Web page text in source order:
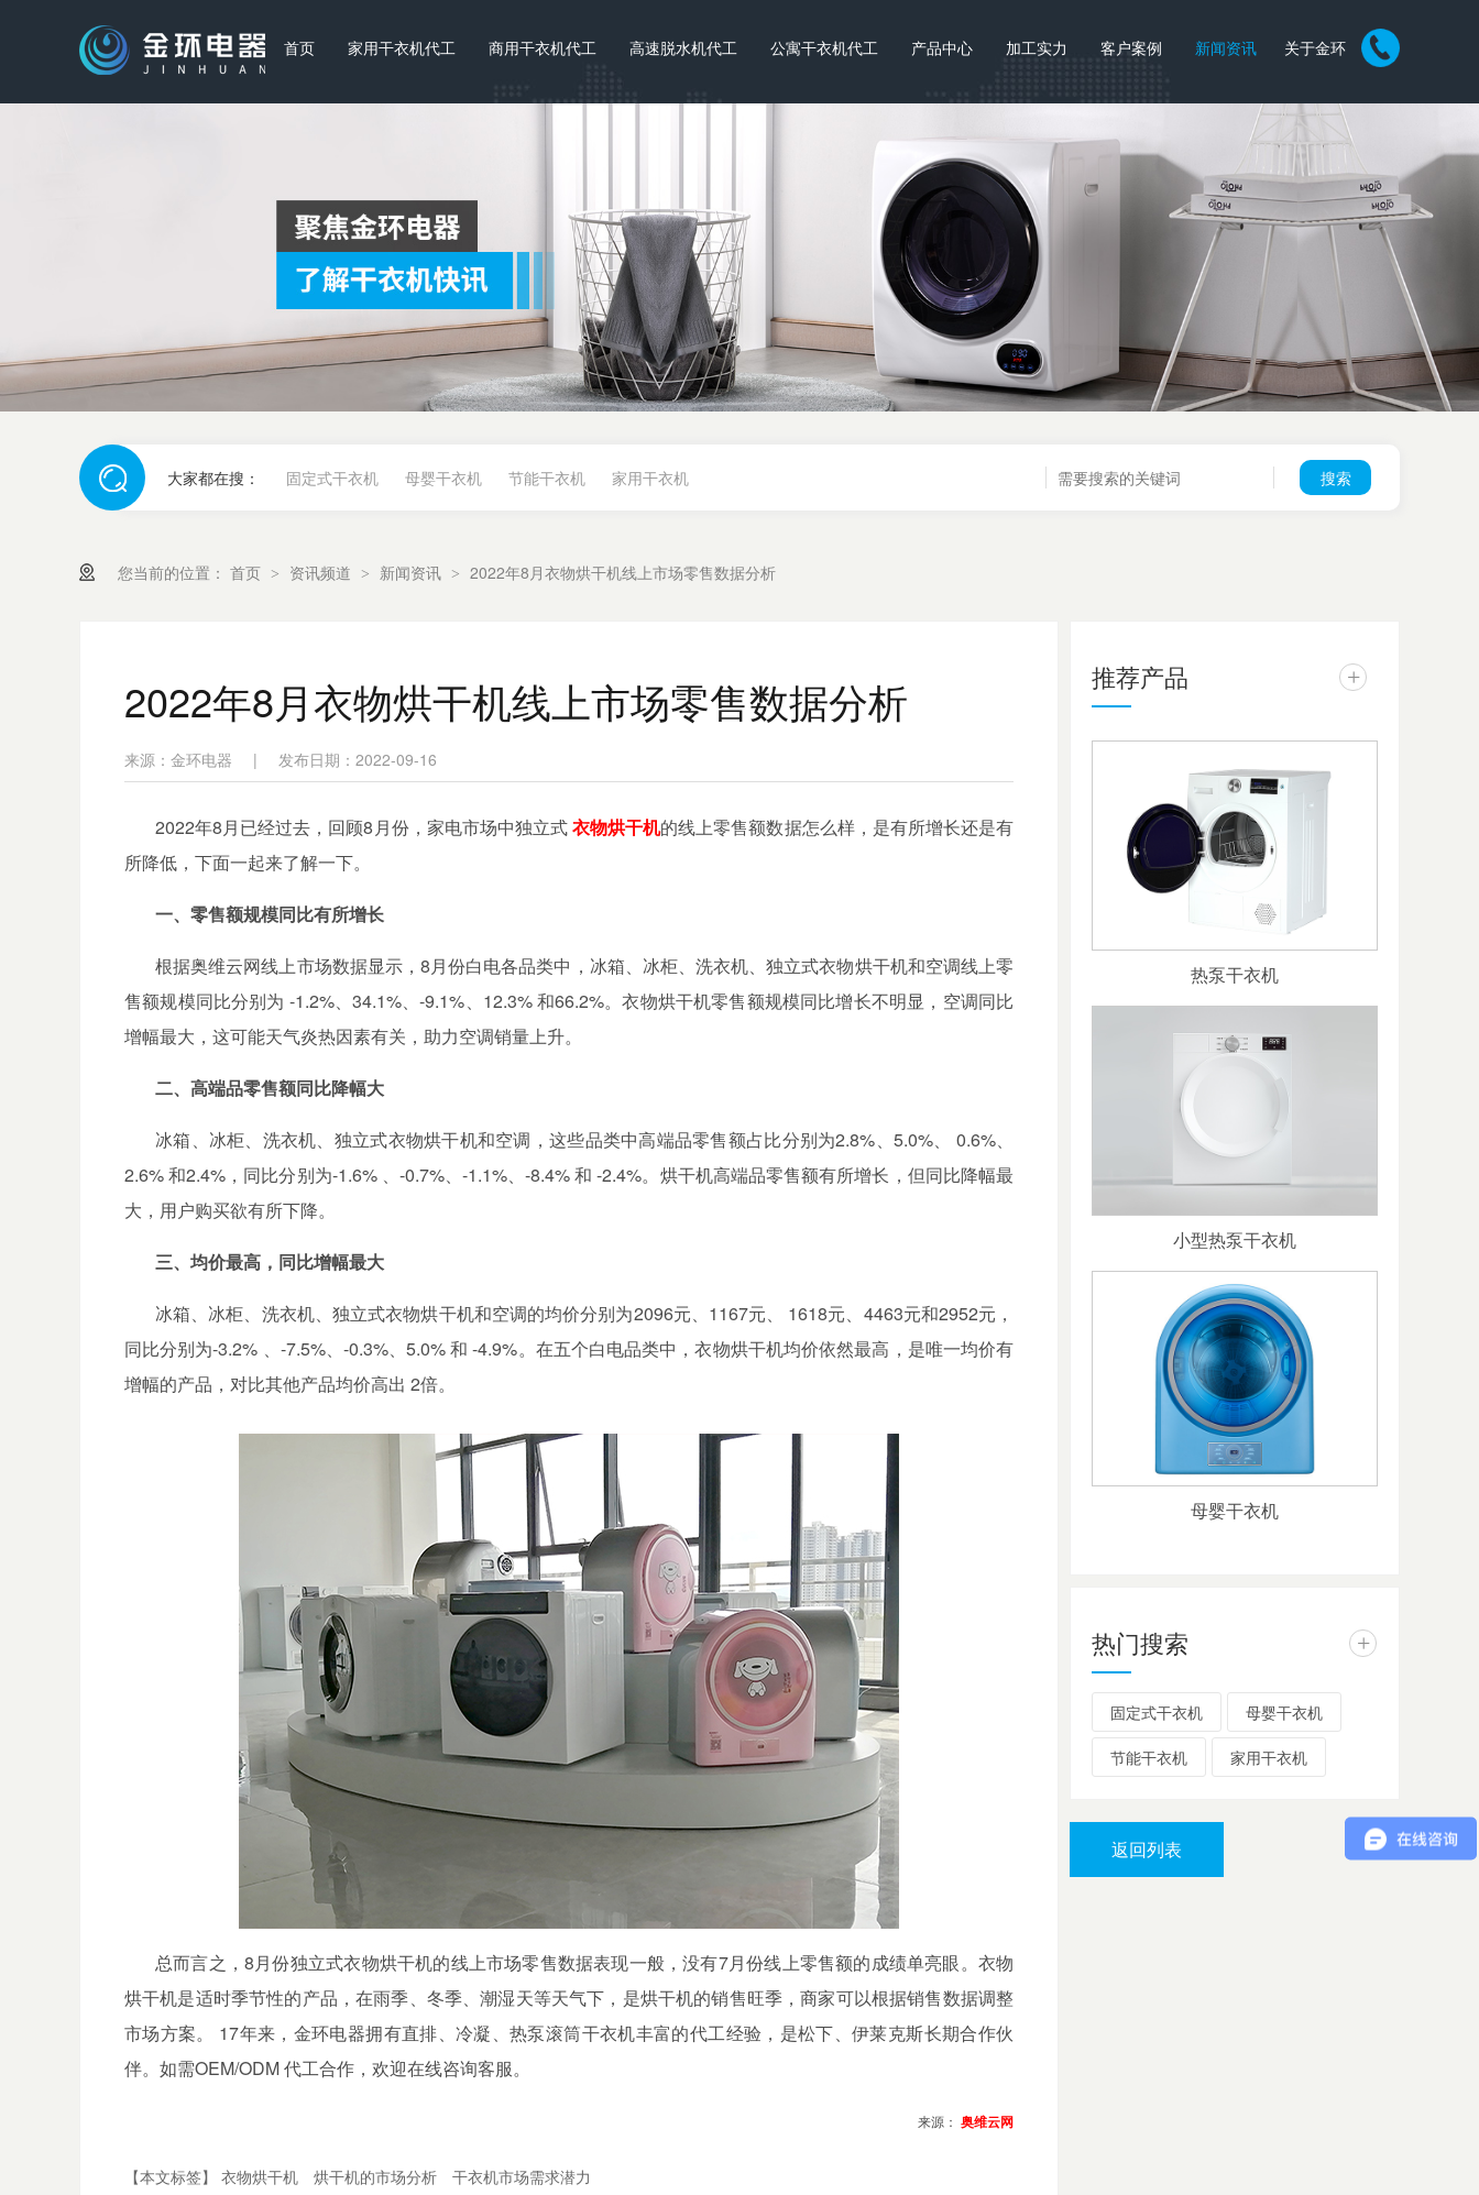
首页 家用干衣机代工 商用干衣机代工 高速脱水机代工 公寓干衣机代工 产品中心 加工实力 客户案例 新闻资讯 关于金环
大家都在搜： 固定式干衣机 母婴干衣机 节能干衣机 家用干衣机
您当前的位置： 首页 > 资讯频道 > 新闻资讯 > 2022年8月衣物烘干机线上市场零售数据分析
2022年8月衣物烘干机线上市场零售数据分析
来源：金环电器 | 发布日期：2022-09-16
2022年8月已经过去，回顾8 月份，家电市场中独立式衣物烘干机的线上零售额数据怎么样，是有所增长还是有
所降低，下面一起来了解一下。
一、零售额规模同比有所增长
根据奥维云网线上市场数据显示， 8月份白电各品类中，冰箱、冰柜、洗衣机、独立式衣物烘干机和空调线上零
售额规模同比分别为 -1.2%、34.1%、-9.1%、 12.3%和66.2%。衣物烘干机零售额规模同比增长不明显，空调同比
增幅最大，这可能天气炎热因素有关，助力空调销量上升。
二、高端品零售额同比降幅大
冰箱、冰柜、洗衣机、独立式衣物烘干机和空调，这些品类中高端品零售额占比分别为2.8%、 5.0%、 0.6%、
2.6%和2.4% ，同比分别为-1.6% 、 -0.7%、-1.1%、-8.4%和 -2.4%。 烘干机高端品零售额有所增长，但同比降幅最
大，用户购买欲有所下降。
三、均价最高，同比增幅最大
冰箱、冰柜、洗衣机、独立式衣物烘干机和空调的均价分别为2096元、 1167元、 1618元、 4463元和2952元，
同比分别为-3.2% 、 -7.5%、 -0.3%、5.0%和 -4.9%。 在五个白电品类中，衣物烘干机均价依然最高， 是唯一均价有
增幅的产品， 对比其他产品均价高出 2倍。
总而言之，8月份独立式衣物烘干机的线上市场零售数据表现一般，没有7月份线上零售额的成绩单亮眼。衣物
烘干机是适时季节性的产品，在雨季、冬季、潮湿天等天气下，是烘干机的销售旺季，商家可以根据销售数据调整
市场方案。
17年来，金环电器拥有直排、冷凝、热泵滚筒干衣机丰富的代工经验，是松下、伊莱克斯长期合作伙
伴。如需OEM/ODM代工合作，欢迎在线咨询客服。
来源： 奥维云网
【本文标签】 衣物烘干机 烘干机的市场分析
干衣机市场需求潜力
推荐产品 +
热泵干衣机
小型热泵干衣机
母婴干衣机
热门搜索 +
固定式干衣机 母婴干衣机
节能干衣机 家用干衣机
返回列表